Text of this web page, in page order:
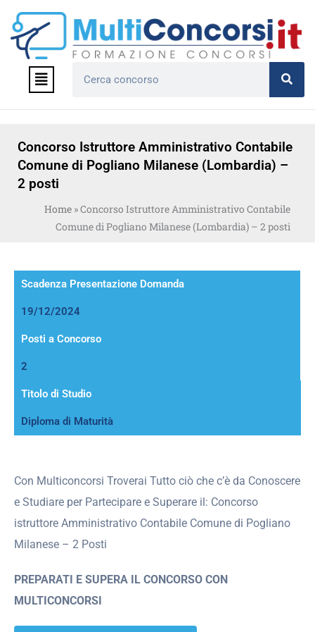
contenuto
Menu
Concorso Istruttore Amministrativo Contabile
Comune di Pogliano Milanese (Lombardia) –
2 posti
Home »Concorso Istruttore Amministrativo Contabile
Comune di Pogliano Milanese (Lombardia) – 2 posti
Scadenza Presentazione Domanda
19/12/2024
Posti a Concorso
2
Titolo di Studio
Diploma di Maturità
Con Multiconcorsi Troverai Tutto ciò che c’è da Conoscere
e Studiare per Partecipare e Superare il: Concorso
istruttore Amministrativo Contabile Comune di Pogliano
Milanese – 2 Posti
PREPARATI E SUPERA IL CONCORSO CON
MULTICONCORSI